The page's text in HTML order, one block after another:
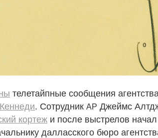
телетайпные сообщения
. Сотрудник AP Джеймс
кортеж и после выстрелов
далласского бюро